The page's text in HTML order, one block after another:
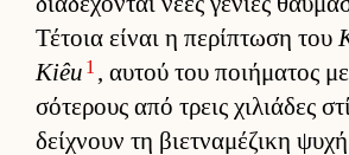
Τέτοια εί­ναι η περίπτωση του
Kiêu 1 , αυ­τού του ποι­ήματος
σότερους από τρεις χιλιάδες
δεί­χνουν τη βιετ­ναμέζικη